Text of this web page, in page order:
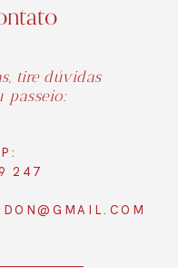
tire dúvidas
passeio:
247